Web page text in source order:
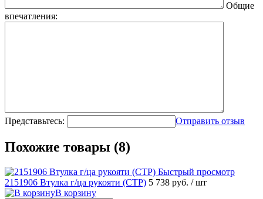
Общие
впечатления:
Представьтесь: Отправить отзыв
Похожие товары (8)
Быстрый просмотр
2151906 Втулка г/ца рукояти (CTP) 5 738 руб. / шт
В корзину